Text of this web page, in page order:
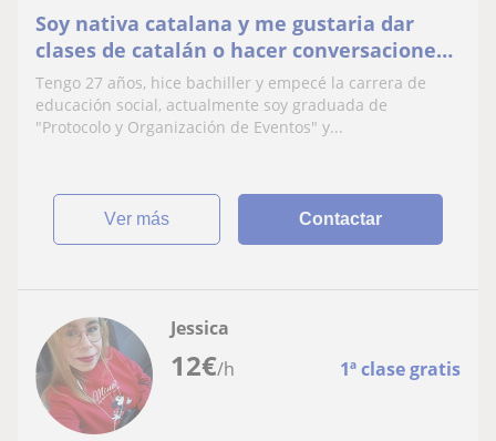
Soy nativa catalana y me gustaria dar
clases de catalán o hacer conversaciones
para mejorarlo
Tengo 27 años, hice bachiller y empecé la carrera de
educación social, actualmente soy graduada de
"Protocolo y Organización de Eventos" y...
ver más Contactar
12€/h 1ª clase gratis
Jessica